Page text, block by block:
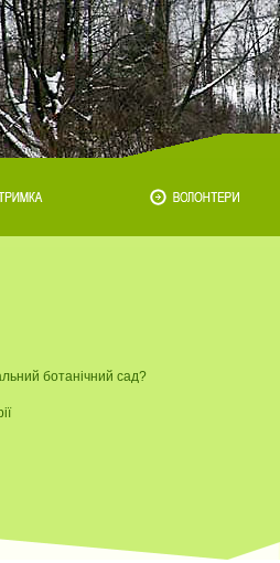
ботанічний сад?